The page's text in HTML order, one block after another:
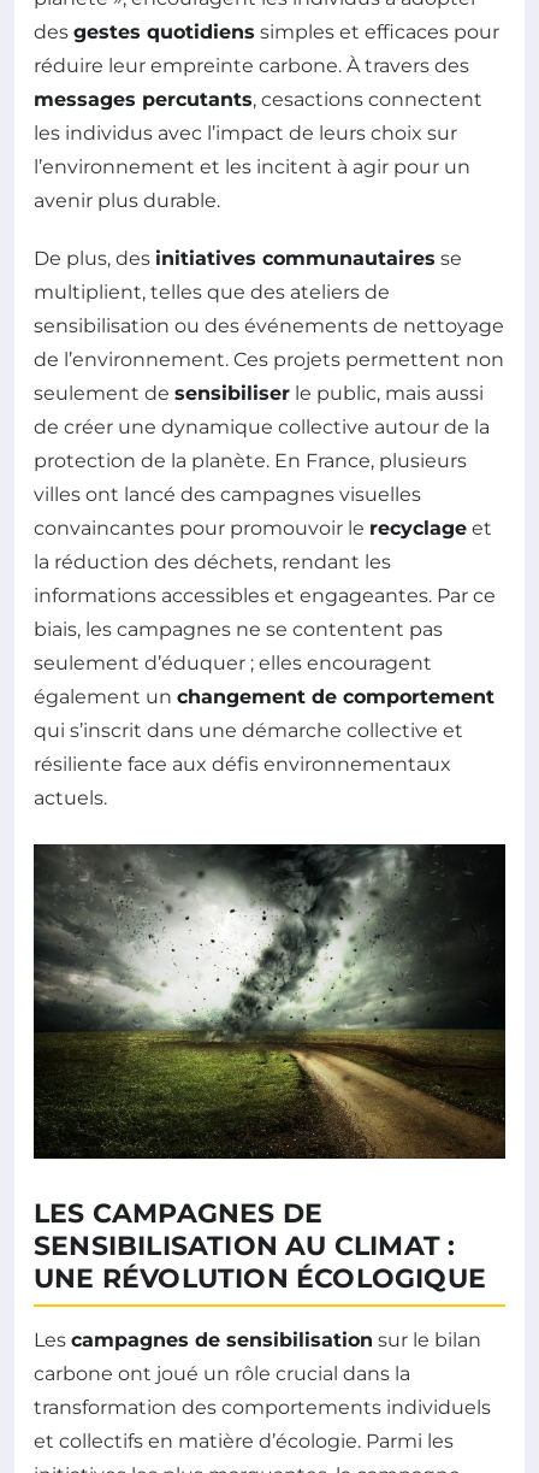
des gestes quotidiens simples et efficaces pour
réduire leur empreinte carbone. À travers des
messages percutants, cesactions connectent
les individus avec l’impact de leurs choix sur
l’environnement et les incitent à agir pour un
avenir plus durable.
De plus, des initiatives communautaires se
multiplient, telles que des ateliers de
sensibilisation ou des événements de nettoyage
de l’environnement. Ces projets permettent non
seulement de sensibiliser le public, mais aussi
de créer une dynamique collective autour de la
protection de la planète. En France, plusieurs
villes ont lancé des campagnes visuelles
convaincantes pour promouvoir le recyclage et
la réduction des déchets, rendant les
informations accessibles et engageantes. Par ce
biais, les campagnes ne se contentent pas
seulement d’éduquer ; elles encouragent
également un changement de comportement
qui s’inscrit dans une démarche collective et
résiliente face aux défis environnementaux
actuels.
LES CAMPAGNES DE
SENSIBILISATION AU CLIMAT :
UNE RÉVOLUTION ÉCOLOGIQUE
Les campagnes de sensibilisation sur le bilan
carbone ont joué un rôle crucial dans la
transformation des comportements individuels
et collectifs en matière d’écologie. Parmi les